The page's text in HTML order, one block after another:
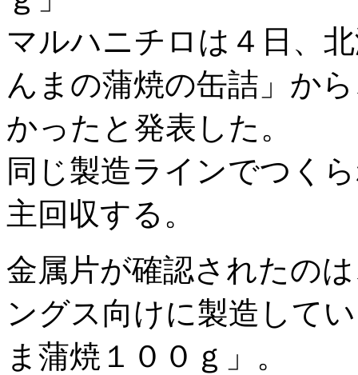
マルハニチロは４日、
んまの蒲焼の缶詰」か
かったと発表した。
同じ製造ラインでつく
主回収する。
金属片が確認されたの
ングス向けに製造して
ま蒲焼１００ｇ」。